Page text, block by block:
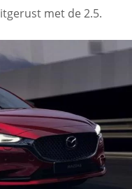
met de 2.5.